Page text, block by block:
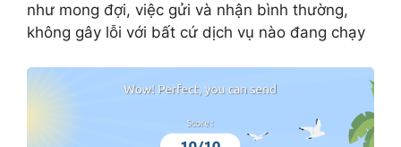
như mong đợi, việc gửi và nhận bình thường,
không gây lỗi với bất cứ dịch vụ nào đang chạy